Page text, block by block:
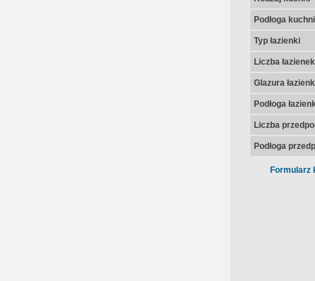
Podłoga kuchni
Typ łazienki
Liczba łazienek
Glazura
Podłoga
Liczba
Podłoga
Formularz